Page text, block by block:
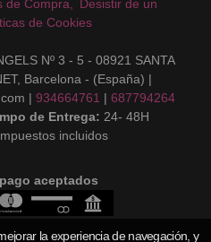
de Compra
Desistir de un
de Cookies
Nº 3 - 5 - 08921 SANTA
Barcelona - (España) |
| 934664761 | 687794264
de Entrega: 24- 48H
incluidos
aceptados
la experiencia de navegación, y